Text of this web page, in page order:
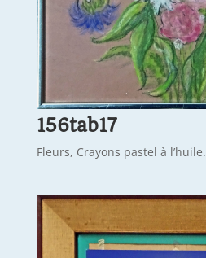
156tab17
Fleurs, Crayons pastel à l’huile.